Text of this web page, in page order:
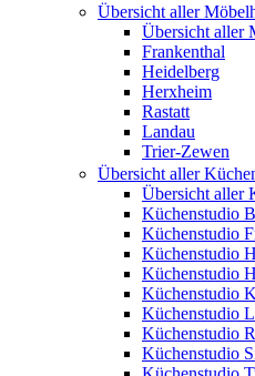
Übersicht aller
Übersicht aller
Frankenthal
Heidelberg
Herxheim
Rastatt
Landau
Trier-Zewen
Übersicht aller
Übersicht aller
Küchenstudio
Küchenstudio
Küchenstudio
Küchenstudio
Küchenstudio
Küchenstudio
Küchenstudio
Küchenstudio